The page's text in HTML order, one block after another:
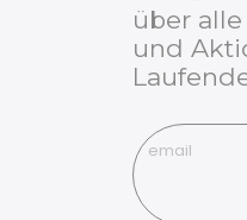
über
und